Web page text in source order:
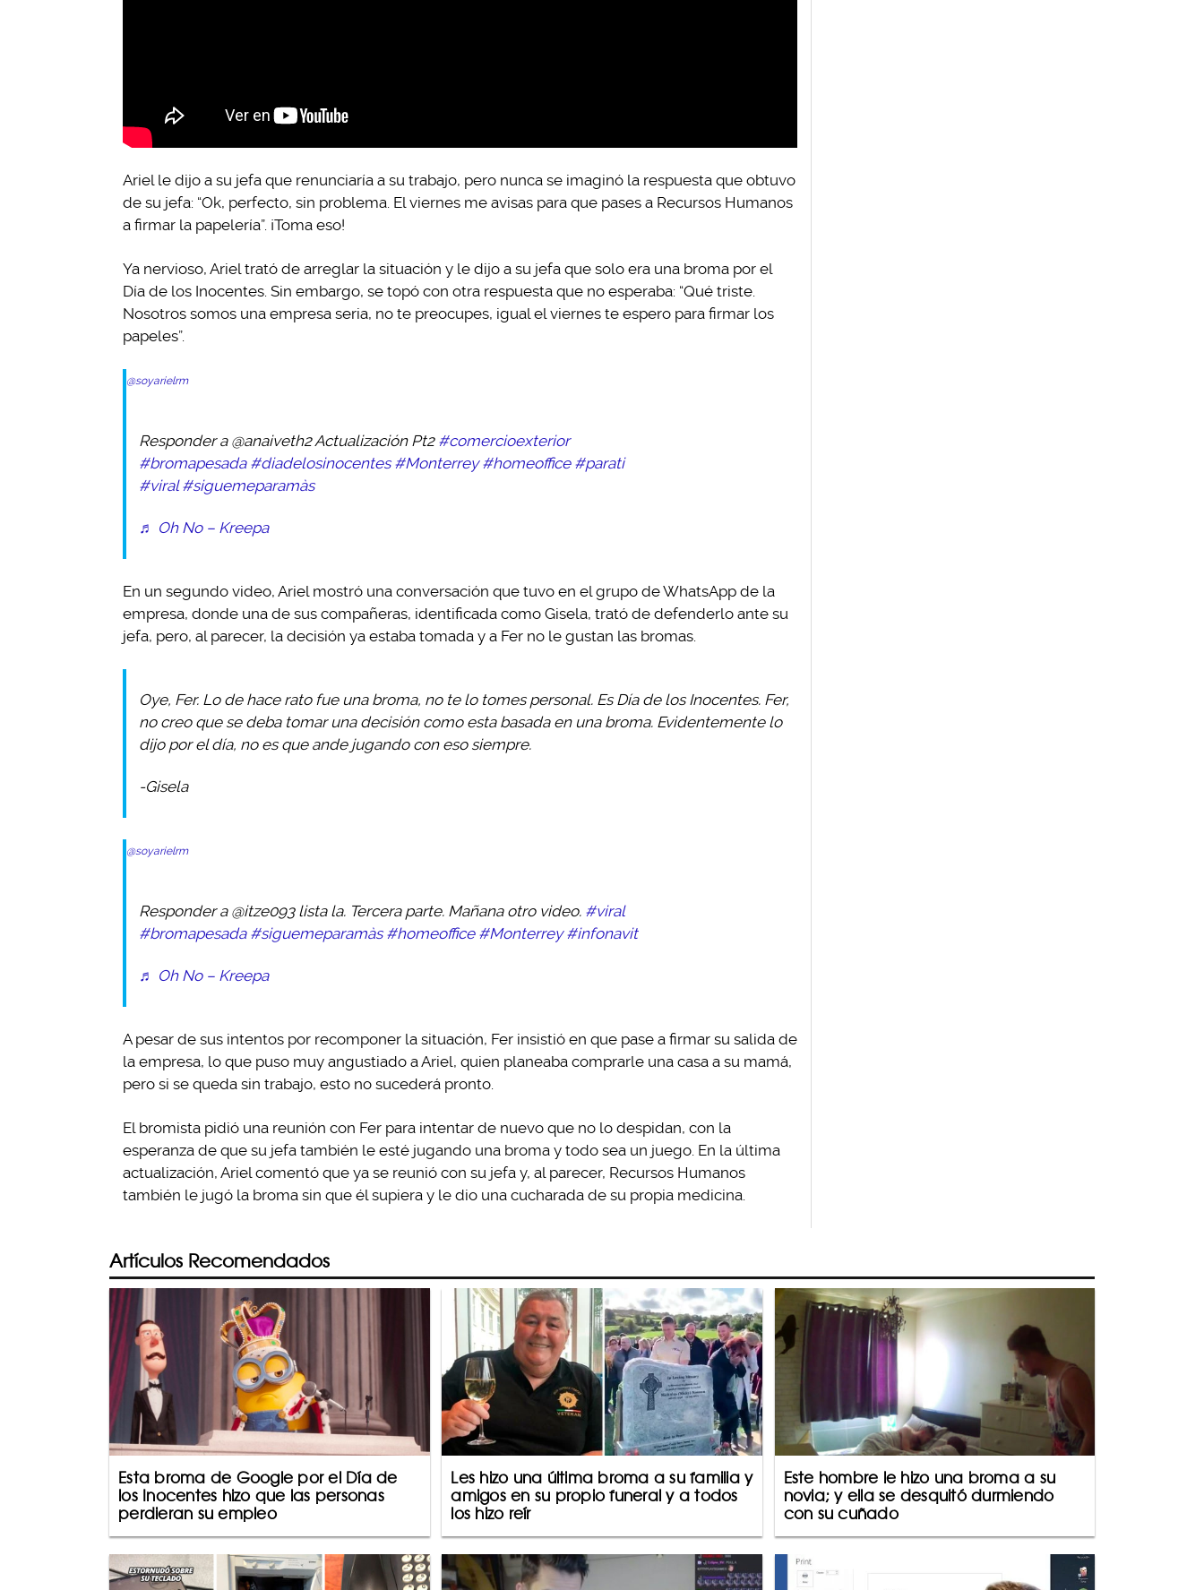
Ariel le dijo a su jefa que renunciaría a su trabajo, pero nunca se imaginó la respuesta que obtuvo
de su jefa: “Ok, perfecto, sin problema. El viernes me avisas para que pases a Recursos Humanos
a firmar la papelería”. ¡Toma eso!
Ya nervioso, Ariel trató de arreglar la situación y le dijo a su jefa que solo era una broma por el
Día de los Inocentes. Sin embargo, se topó con otra respuesta que no esperaba: “Qué triste.
Nosotros somos una empresa seria, no te preocupes, igual el viernes te espero para firmar los
papeles”.
@soyarielrm
Responder a @anaiveth2 Actualización Pt2 #comercioexterior
#bromapesada #diadelosinocentes #Monterrey #homeoffice #parati
#viral #siguemeparamàs
♬ Oh No – Kreepa
En un segundo video, Ariel mostró una conversación que tuvo en el grupo de WhatsApp de la
empresa, donde una de sus compañeras, identificada como Gisela, trató de defenderlo ante su
jefa, pero, al parecer, la decisión ya estaba tomada y a Fer no le gustan las bromas.
Oye, Fer. Lo de hace rato fue una broma, no te lo tomes personal. Es Día de los Inocentes. Fer,
no creo que se deba tomar una decisión como esta basada en una broma. Evidentemente lo
dijo por el día, no es que ande jugando con eso siempre.
-Gisela
@soyarielrm
Responder a @itze093 lista la. Tercera parte. Mañana otro video. #viral
#bromapesada #siguemeparamàs #homeoffice #Monterrey #infonavit
♬ Oh No – Kreepa
A pesar de sus intentos por recomponer la situación, Fer insistió en que pase a firmar su salida de
la empresa, lo que puso muy angustiado a Ariel, quien planeaba comprarle una casa a su mamá,
pero si se queda sin trabajo, esto no sucederá pronto.
El bromista pidió una reunión con Fer para intentar de nuevo que no lo despidan, con la
esperanza de que su jefa también le esté jugando una broma y todo sea un juego. En la última
actualización, Ariel comentó que ya se reunió con su jefa y, al parecer, Recursos Humanos
también le jugó la broma sin que él supiera y le dio una cucharada de su propia medicina.
Artículos Recomendados
Esta broma de Google por el Día de
los Inocentes hizo que las personas
perdieran su empleo
Les hizo una última broma a su familia y
amigos en su propio funeral y a todos
los hizo reír
Este hombre le hizo una broma a su
novia; y ella se desquitó durmiendo
con su cuñado